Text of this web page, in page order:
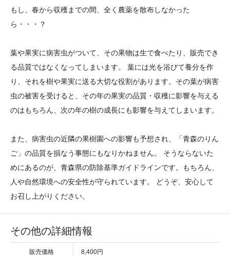
もし、春から収穫までの間、全く農薬を散布しなかった
ら・・・？
葉や果実に病害虫がついて、その果物は生で食べたり、販売でき
る品質ではなくなってしまいます。 葉には光を浴びて養分を作
り、それを樹や果実に送る大切な役割があります。その葉が病害
虫の被害を受けると、その年の果実の品質・収穫に影響を与える
のはもちろん、次の年の樹の成長にも影響を与えてしまいます。
また、病害虫の近隣の果樹園への影響も予想され、「青森のりん
ご」の品質を損なう事態にもなりかねません。 そうならないた
めにあるのが、青森県の防除基準ガイドラインです。もちろん、
人や自然環境への安全性が守られています。 どうぞ、安心して
お召し上がりください。
その他の詳細情報
販売価格 8,400円